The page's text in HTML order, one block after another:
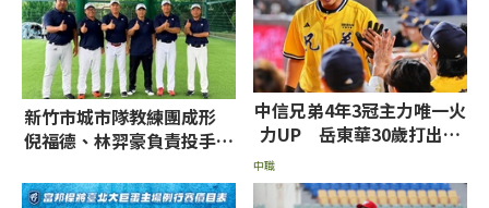
新竹市城市隊教練團成形
倪福德、林羿豪負責投手部
中信兄弟4年3冠主力唯一火
力UP 岳東華30歲打出生
中職